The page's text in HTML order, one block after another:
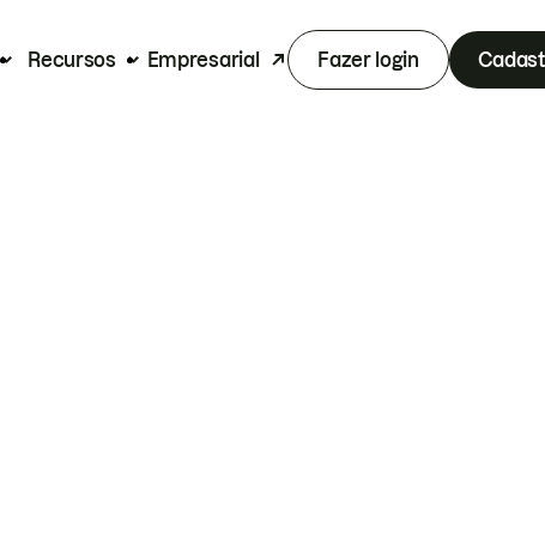
Recursos Empresarial Fazer login